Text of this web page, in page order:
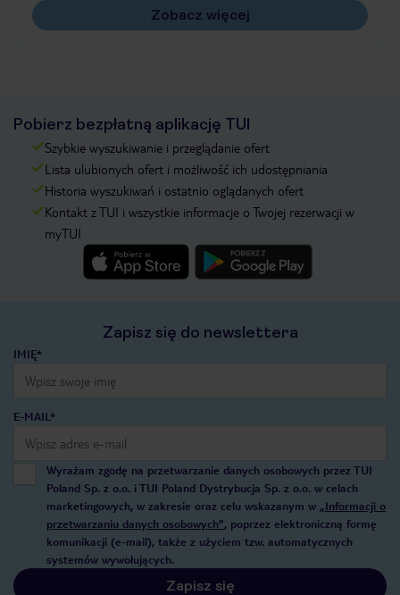
Zobacz więcej
Pobierz bezpłatną aplikację TUI
Szybkie wyszukiwanie i przeglądanie ofert
Lista ulubionych ofert i możliwość ich udostępniania
Historia wyszukiwań i ostatnio oglądanych ofert
Kontakt z TUI i wszystkie informacje o Twojej rezerwacji w
myTUI
Zapisz się do newslettera
IMIĘ*
E-MAIL*
Wyrażam zgodę na przetwarzanie danych osobowych przez TUI
Poland Sp. z o.o. i TUI Poland Dystrybucja Sp. z o.o. w celach
marketingowych, w zakresie oraz celu wskazanym w „Informacji o
przetwarzaniu danych osobowych”, poprzez elektroniczną formę
komunikacji (e-mail), także z użyciem tzw. automatycznych
systemów wywołujących.
Zapisz się